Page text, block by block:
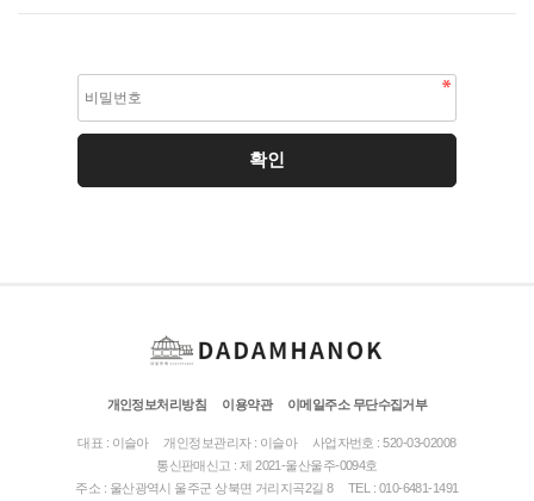
개인정보처리방침 이용약관 이메일주소 무단수집거부
대표 : 이슬아 개인정보관리자 : 이슬아
사업자번호 : 520-03-02008
통신판매신고 : 제 2021-울산울주-0094호
주소 : 울산광역시 울주군 상북면 거리지곡2길 8
TEL : 010-6481-1491